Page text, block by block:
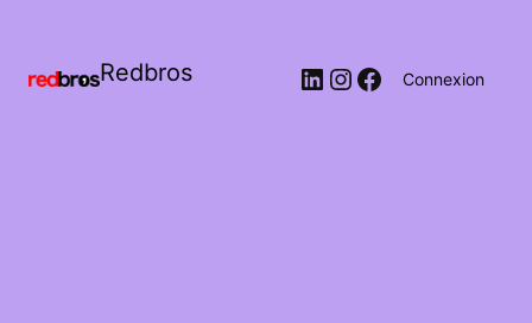
Redbros LinkedIn
Instagram
Facebook
Connexion